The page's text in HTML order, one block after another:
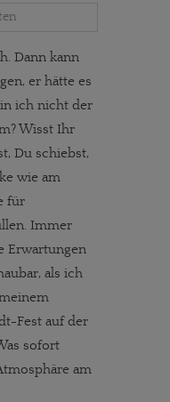
Dann kann
er hätte es
ich nicht der
Wisst Ihr
Du schiebst,
wie am
für
Immer
Erwartungen
als ich
Fest auf der
sofort
am